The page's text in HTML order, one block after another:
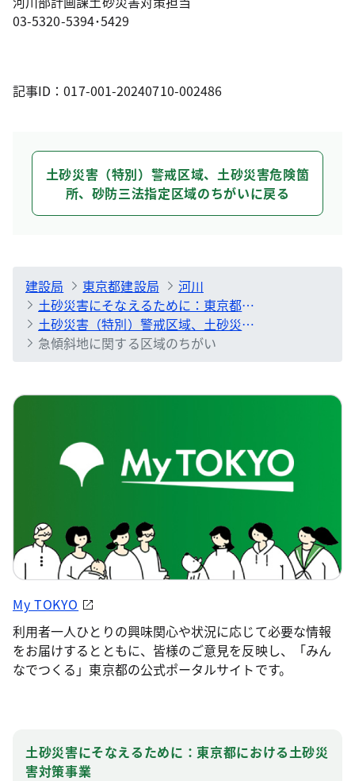
03-5320-5394･5429
記事ID：017-001-20240710-002486
土砂災害（特別）警戒区域、土砂災害危険箇
所、砂防三法指定区域のちがいに戻る
建設局 東京都建設局
河川
土砂災害にそなえるために：東京都における土砂災害対策事業
土砂災害（特別）警戒区域、土砂災害危険箇所、砂防三法指定区域のちがい
急傾斜地に関する区域のちがい
My TOKYO
利用者一人ひとりの興味関心や状況に応じて必要な情報
をお届けするとともに、皆様のご意見を反映し、「みん
なでつくる」東京都の公式ポータルサイトです。
土砂災害にそなえるために：東京都における土砂災
害対策事業